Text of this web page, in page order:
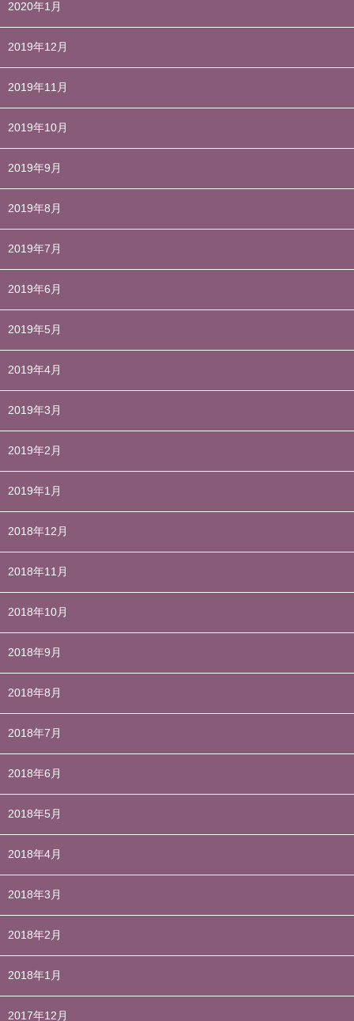
2020年1月
2019年12月
2019年11月
2019年10月
2019年9月
2019年8月
2019年7月
2019年6月
2019年5月
2019年4月
2019年3月
2019年2月
2019年1月
2018年12月
2018年11月
2018年10月
2018年9月
2018年8月
2018年7月
2018年6月
2018年5月
2018年4月
2018年3月
2018年2月
2018年1月
2017年12月